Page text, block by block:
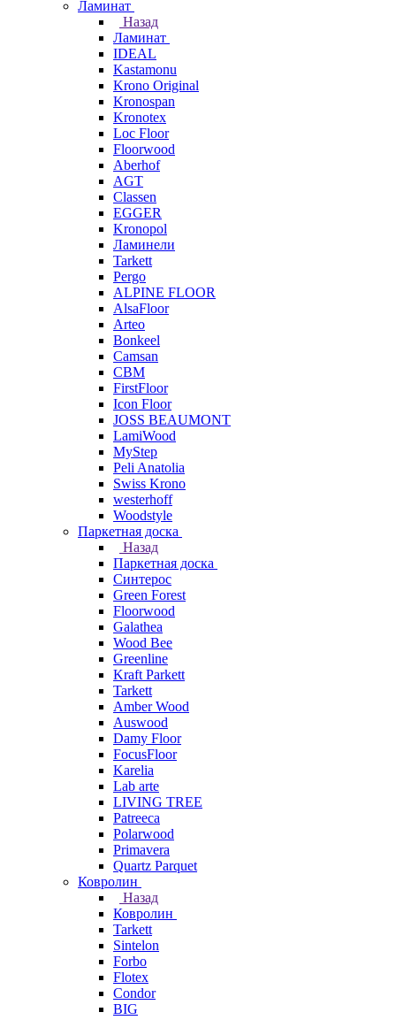
Ламинат
Назад
Ламинат
IDEAL
Kastamonu
Krono Original
Kronospan
Kronotex
Loc Floor
Floorwood
Aberhof
AGT
Classen
EGGER
Kronopol
Ламинели
Tarkett
Pergo
ALPINE FLOOR
AlsaFloor
Arteo
Bonkeel
Camsan
CBM
FirstFloor
Icon Floor
JOSS BEAUMONT
LamiWood
MyStep
Peli Anatolia
Swiss Krono
westerhoff
Woodstyle
Паркетная доска
Назад
Паркетная доска
Синтерос
Green Forest
Floorwood
Galathea
Wood Bee
Greenline
Kraft Parkett
Tarkett
Amber Wood
Auswood
Damy Floor
FocusFloor
Karelia
Lab arte
LIVING TREE
Patreeca
Polarwood
Primavera
Quartz Parquet
Ковролин
Назад
Ковролин
Tarkett
Sintelon
Forbo
Flotex
Condor
BIG